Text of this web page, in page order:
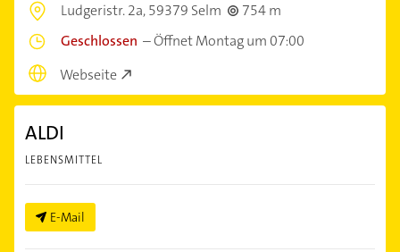
Ludgeristr. 2a,59379 Selm
754 m
Geschlossen –Öffnet Montag um 07:00
Webseite
ALDI
LEBENSMITTEL
E-Mail